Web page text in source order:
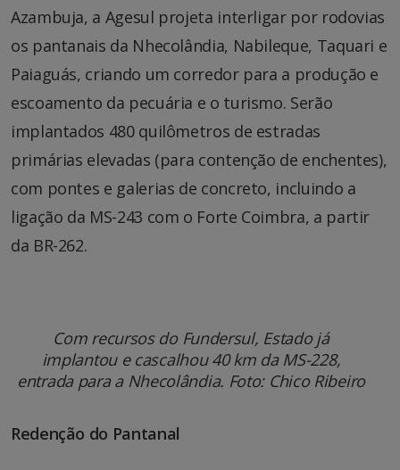
Azambuja, a Agesul projeta interligar por rodovias
os pantanais da Nhecolândia, Nabileque, Taquari e
Paiaguás, criando um corredor para a produção e
escoamento da pecuária e o turismo. Serão
implantados 480 quilômetros de estradas
primárias elevadas (para contenção de enchentes),
com pontes e galerias de concreto, incluindo a
ligação da MS-243 com o Forte Coimbra, a partir
da BR-262.
Com recursos do Fundersul, Estado já
implantou e cascalhou 40 km da MS-228,
entrada para a Nhecolândia. Foto: Chico Ribeiro
Redenção do Pantanal